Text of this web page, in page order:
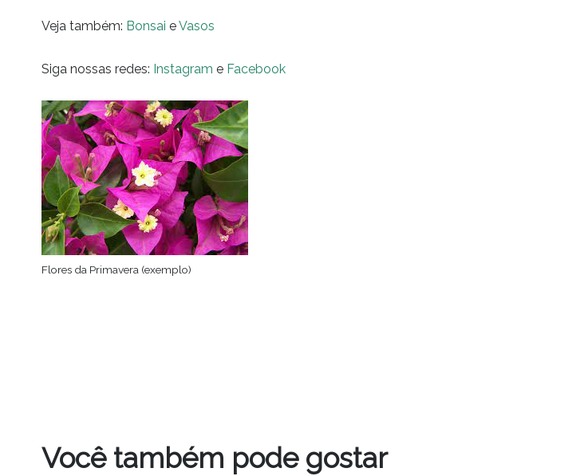
Veja também: Bonsai eVasos
Siga nossas redes: Instagram e Facebook
Flores da Primavera (exemplo)
Você também pode gostar